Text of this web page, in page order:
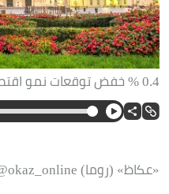
0.4 % خفض توقعات نمو اقتصاد إيطاليا. (متداولة)
«عكاظ» (روما) okaz_online@